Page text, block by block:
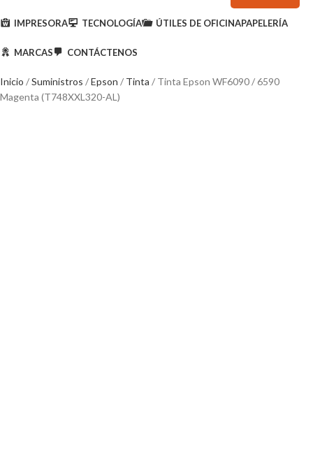
IMPRESORA TECNOLOGÍA ÚTILES DE OFICINAPAPELERÍA
MARCAS CONTÁCTENOS
Inicio Suministros Epson Tinta
Tinta Epson WF6090 / 6590
Magenta (T748XXL320-AL)